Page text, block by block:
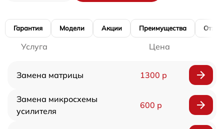
Гарантия Модели Акции Преимущества
Услуга Цена
Замена матрицы 1300 р
Замена микросхемы
усилителя
600 р